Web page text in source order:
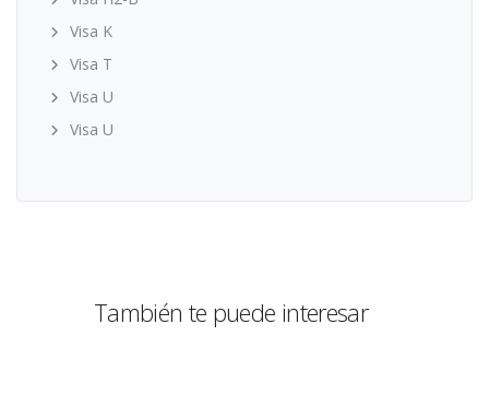
Visa K
Visa T
Visa U
Visa U
También te puede interesar